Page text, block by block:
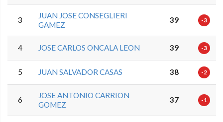
3
JUAN JOSE CONSEGLIERI
GAMEZ
39 -3
4 JOSE CARLOS ONCALA LEON 39 -3
5 JUAN SALVADOR CASAS 38 -2
6
JOSE ANTONIO CARRION
GOMEZ
37 -1